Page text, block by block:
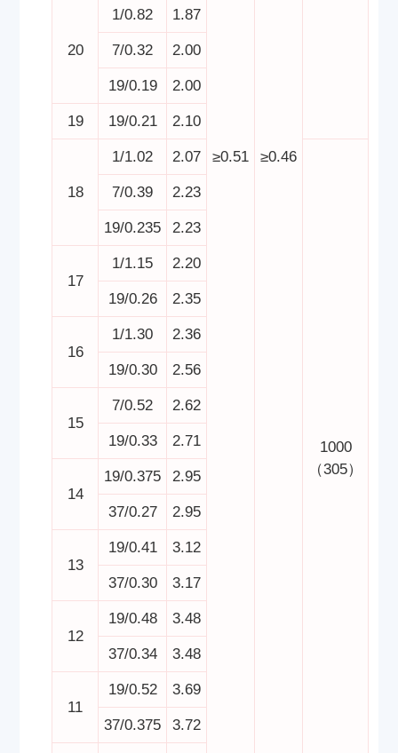
≥0.51 ≥0.46
20
1/0.82 1.87
7/0.32 2.00
19/0.19 2.00
19 19/0.21 2.10
18
1/1.02 2.07
1000
（305）
7/0.39 2.23
19/0.235 2.23
17
1/1.15 2.20
19/0.26 2.35
16
1/1.30 2.36
19/0.30 2.56
15
7/0.52 2.62
19/0.33 2.71
14
19/0.375 2.95
37/0.27 2.95
13
19/0.41 3.12
37/0.30 3.17
12
19/0.48 3.48
37/0.34 3.48
11
19/0.52 3.69
37/0.375 3.72